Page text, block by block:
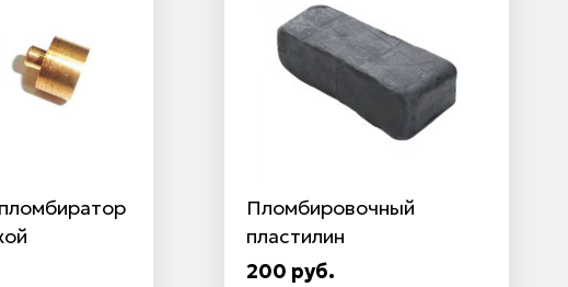
Пломбировочный
пластилин
200 руб.